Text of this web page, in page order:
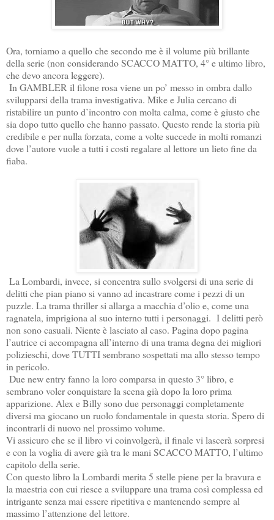
Ora, torniamo a quello che secondo me è il volume più brillante
della serie (non considerando SCACCO MATTO, 4° e ultimo libro,
che devo ancora leggere).
In GAMBLER il filone rosa viene un po’ messo in ombra dallo
svilupparsi della trama investigativa. Mike e Julia cercano di
ristabilire un punto d’incontro con molta calma, come è giusto che
sia dopo tutto quello che hanno passato. Questo rende la storia più
credibile e per nulla forzata, come a volte succede in molti romanzi
dove l’autore vuole a tutti i costi regalare al lettore un lieto fine da
fiaba.
La Lombardi, invece, si concentra sullo svolgersi di una serie di
delitti che pian piano si vanno ad incastrare come i pezzi di un
puzzle. La trama thriller si allarga a macchia d’olio e, come una
ragnatela, imprigiona al suo interno tutti i personaggi. I delitti però
non sono casuali. Niente è lasciato al caso. Pagina dopo pagina
l’autrice ci accompagna all’interno di una trama degna dei migliori
polizieschi, dove TUTTI sembrano sospettati ma allo stesso tempo
in pericolo.
Due new entry fanno la loro comparsa in questo 3° libro, e
sembrano voler conquistare la scena già dopo la loro prima
apparizione. Alex e Billy sono due personaggi completamente
diversi ma giocano un ruolo fondamentale in questa storia. Spero di
incontrarli di nuovo nel prossimo volume.
Vi assicuro che se il libro vi coinvolgerà, il finale vi lascerà sorpresi
e con la voglia di avere già tra le mani SCACCO MATTO, l’ultimo
capitolo della serie.
Con questo libro la Lombardi merita 5 stelle piene per la bravura e
la maestria con cui riesce a sviluppare una trama così complessa ed
intrigante senza mai essere ripetitiva e mantenendo sempre al
massimo l’attenzione del lettore.